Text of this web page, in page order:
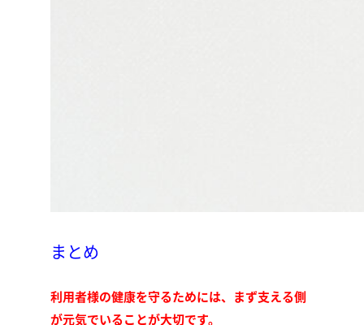
まとめ
利用者様の健康を守るためには、まず支える側
が元気でいることが大切です。